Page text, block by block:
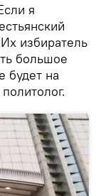
я
избиратель
большое
будет на